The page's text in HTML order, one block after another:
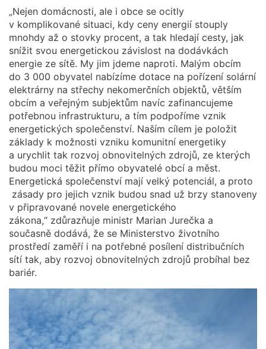
„Nejen domácnosti, ale i obce se ocitly
v komplikované situaci, kdy ceny energií stouply
mnohdy až o stovky procent, a tak hledají cesty, jak
snížit svou energetickou závislost na dodávkách
energie ze sítě. My jim jdeme naproti. Malým obcím
do 3 000 obyvatel nabízíme dotace na pořízení solární
elektrárny na střechy nekomerčních objektů, větším
obcím a veřejným subjektům navíc zafinancujeme
potřebnou infrastrukturu, a tím podpoříme vznik
energetických společenství. Naším cílem je položit
základy k možnosti vzniku komunitní energetiky
a urychlit tak rozvoj obnovitelných zdrojů, ze kterých
budou moci těžit přímo obyvatelé obcí a měst.
Energetická společenství mají velký potenciál, a proto
zásady pro jejich vznik budou snad už brzy stanoveny
v připravované novele energetického
zákona,“ zdůrazňuje ministr Marian Jurečka a
současně dodává, že se Ministerstvo životního
prostředí zaměří i na potřebné posílení distribučních
sítí tak, aby rozvoj obnovitelných zdrojů probíhal bez
bariér.